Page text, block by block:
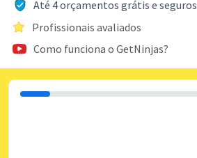
Até 4 orçamentos grátis e seguros
Profissionais avaliados
Como funciona o GetNinjas?